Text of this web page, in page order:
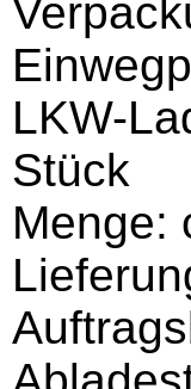
LKW-
Stück
Menge: